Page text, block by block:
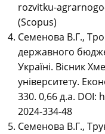
rozvitku-
(Scopus)
Семенова В.Г.,
державного
Україні. Вісник
університету.
330. 0,66 д.а. DOI:
2024-334-48
Семенова В.Г.,